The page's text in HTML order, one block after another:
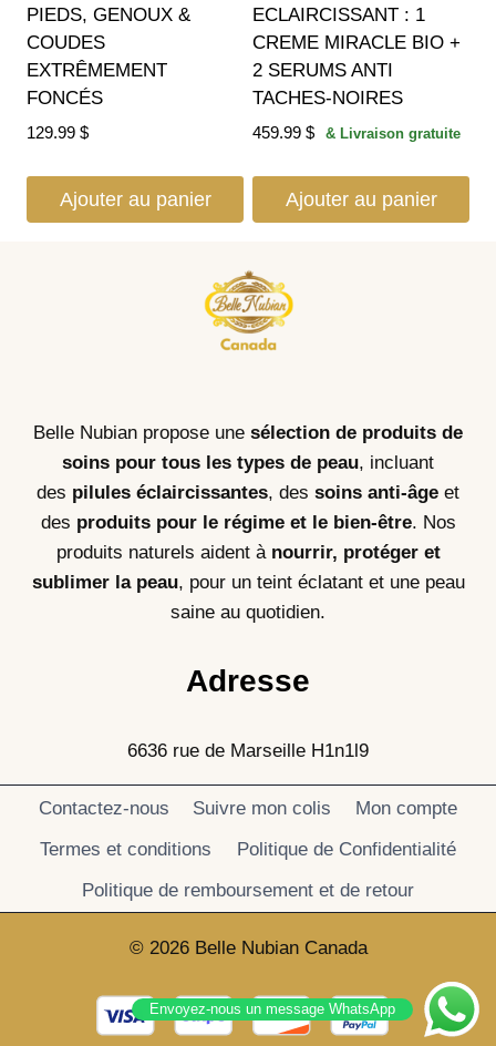
PIEDS, GENOUX &
COUDES
EXTRÊMEMENT
FONCÉS
129.99 $
Ajouter au panier
ECLAIRCISSANT : 1
CREME MIRACLE BIO +
2 SERUMS ANTI
TACHES-NOIRES
459.99 $ & Livraison gratuite
Ajouter au panier
Belle Nubian propose une sélection de produits de
soins pour tous les types de peau, incluant
des pilules éclaircissantes, des soins anti-âge et
des produits pour le régime et le bien-être. Nos
produits naturels aident à nourrir, protéger et
sublimer la peau, pour un teint éclatant et une peau
saine au quotidien.
Adresse
6636 rue de Marseille H1n1l9
Contactez-nous Suivre mon colis
Mon compte
Termes et conditions
Politique de Confidentialité
Politique de remboursement et de retour
© 2026 Belle Nubian Canada
Envoyez-nous un message WhatsApp